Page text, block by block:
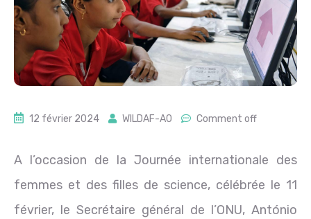
12 février 2024 WILDAF-AO Comment off
A l’occasion de la Journée internationale des
femmes et des filles de science, célébrée le 11
février, le Secrétaire général de l’ONU, António